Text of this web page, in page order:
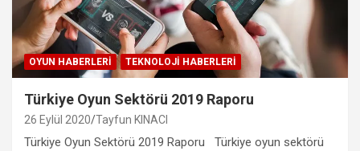
OYUN HABERLERI TEKNOLOJI HABERLERI
Türkiye Oyun Sektörü 2019 Raporu
26 Eylül 2020 Tayfun KINACI
Türkiye Oyun Sektörü 2019 Raporu Türkiye oyun sektörü